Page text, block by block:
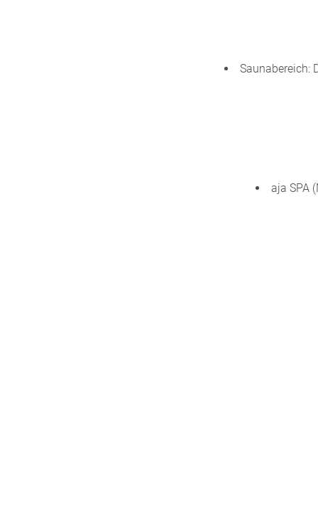
Saunabereich:
aja SPA